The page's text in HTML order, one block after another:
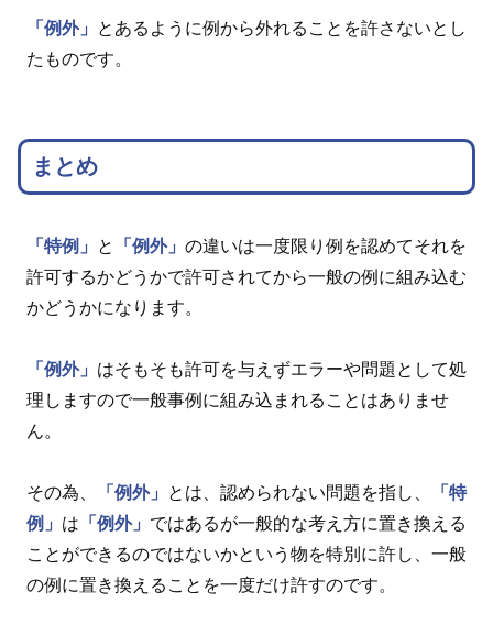
「例外」
とあるように例から外れることを許さないとし
たものです。
まとめ
「特例」 と 「例外」 の違いは一度限り例を認めてそれを
許可するかどうかで許可されてから一般の例に組み込む
かどうかになります。
「例外」 はそもそも許可を与えずエラーや問題として処
理しますので一般事例に組み込まれることはありませ
ん。
その為、 「例外」 とは、認められない問題を指し、
「特
例」 は 「例外」 ではあるが一般的な考え方に置き換える
ことができるのではないかという物を特別に許し、一般
の例に置き換えることを一度だけ許すのです。